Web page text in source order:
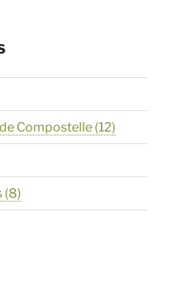
Compostelle (12)
(8)